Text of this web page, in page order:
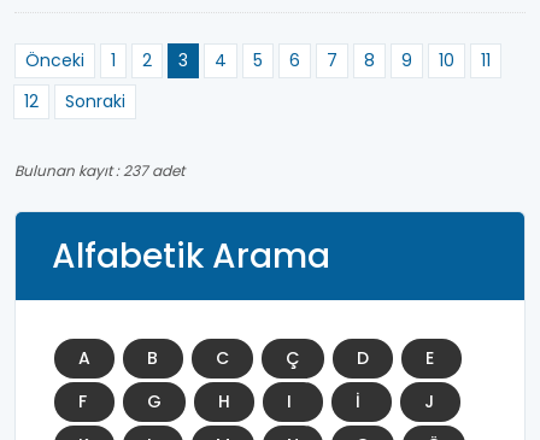
Önceki 1 2 3 4 5 6 7 8 9 10
11
12
Sonraki
Bulunan kayıt : 237 adet
Alfabetik Arama
A B C Ç D
E
F
G H I İ
J